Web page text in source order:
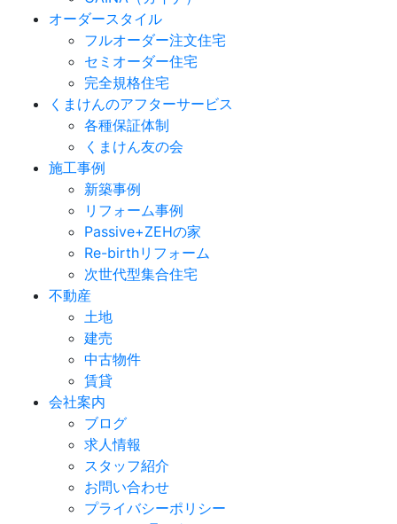
オーダースタイル
フルオーダー注文住宅
セミオーダー住宅
完全規格住宅
くまけんのアフターサービス
各種保証体制
くまけん友の会
施工事例
新築事例
リフォーム事例
Passive+ZEHの家
Re-birthリフォーム
次世代型集合住宅
不動産
土地
建売
中古物件
賃貸
会社案内
ブログ
求人情報
スタッフ紹介
お問い合わせ
プライバシーポリシー